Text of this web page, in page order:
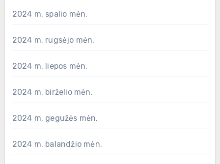
2024 m. spalio mėn.
2024 m. rugsėjo mėn.
2024 m. liepos mėn.
2024 m. birželio mėn.
2024 m. gegužės mėn.
2024 m. balandžio mėn.